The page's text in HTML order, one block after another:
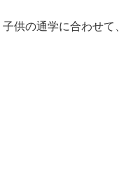
供の通学に合わせて